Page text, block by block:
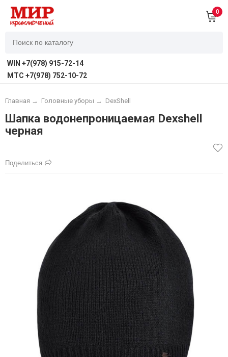
0
WIN +7(978) 915-72-14
MTC +7(978) 752-10-72
Главная → Головные уборы → DexShell
Шапка водонепроницаемая Dexshell
черная
Поделиться